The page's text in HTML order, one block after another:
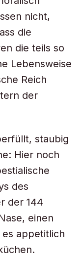
nicht,
die
die teils so
Lebensweise
Reich
der
staubig
Hier noch
des
der 144
einen
appetitlich